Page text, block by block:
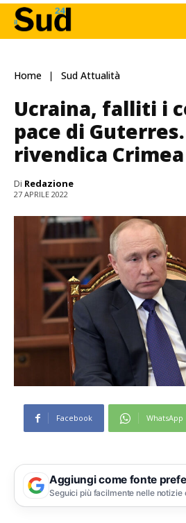
Home Sud Attualità
Ucraina, falliti i
pace di
rivendica
Di Redazione
27 APRILE 2022
Facebook WhatsApp
Aggiungi come fonte
Seguici più facilmente nelle notizie